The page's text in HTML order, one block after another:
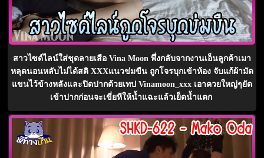
สาวไซด์ไลน์ใส่ชุดลายเสือ Vina Moon พึ่งกลับจากงานเอ็นลูกค้าเมา
หลุดนอนหลับไม่ได้สติ XXXแนวข่มขืน ถูกโจรบุกเข้าห้อง จับแก้ผ้ามัด
แขนไว้ข้างหลังและปิดปากด้วยเทป Vinamoon_xxx เอาควยใหญ่ๆยัด
เข้าปากก่อนจะเขี่ยหีให้น้ำแฉะแล้วเย็ดน้ำแตก